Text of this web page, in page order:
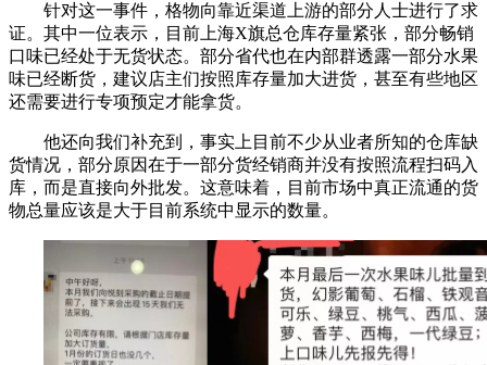
针对这一事件，格物向靠近渠道上游的部分人士进行了求
证。其中一位表示，目前上海X旗总仓库存量紧张，部分畅销
口味已经处于无货状态。部分省代也在内部群透露一部分水果
味已经断货，建议店主们按照库存量加大进货，甚至有些地区
还需要进行专项预定才能拿货。
他还向我们补充到，事实上目前不少从业者所知的仓库缺
货情况，部分原因在于一部分货经销商并没有按照流程扫码入
库，而是直接向外批发。这意味着，目前市场中真正流通的货
物总量应该是大于目前系统中显示的数量。